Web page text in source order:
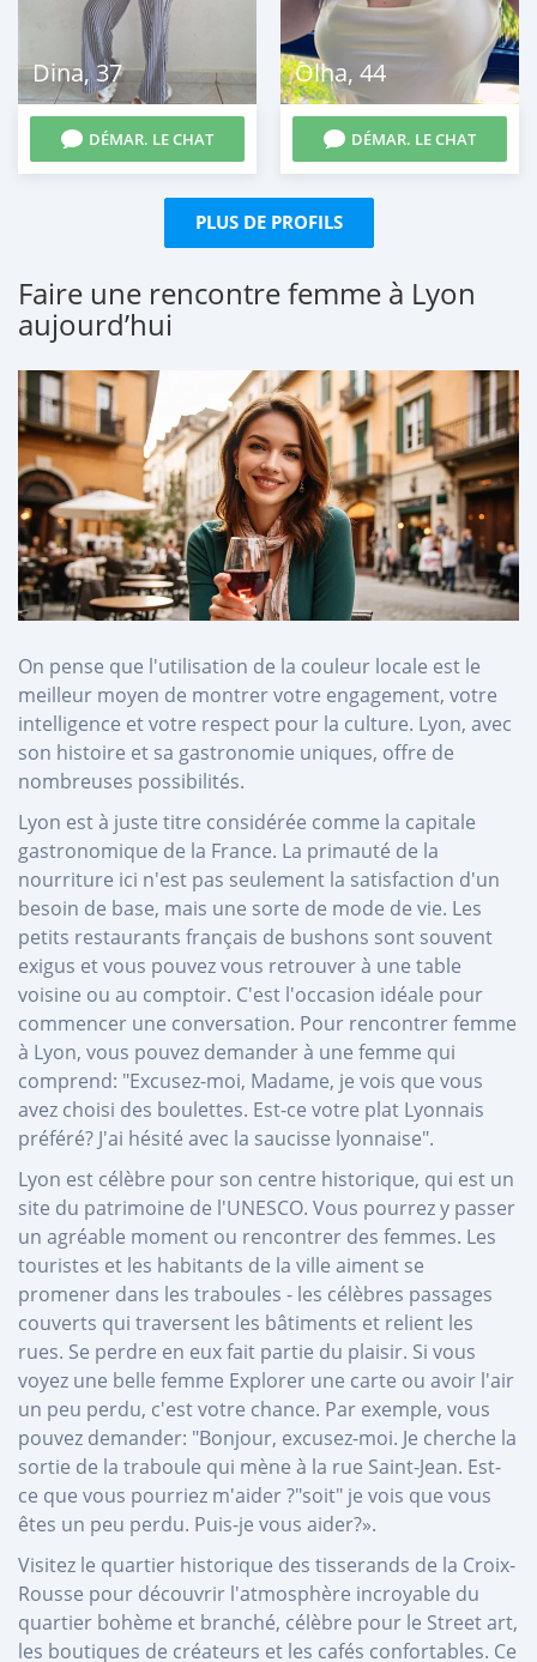
Dina,37
DÉMAR. LE CHAT
Olha, 44
DÉMAR. LE CHAT
PLUS DE PROFILS
Faire une rencontre femme à Lyon
aujourd’hui
On pense que l'utilisation de la couleur locale est le
meilleur moyen de montrer votre engagement, votre
intelligence et votre respect pour la culture. Lyon, avec
son histoire et sa gastronomie uniques, offre de
nombreuses possibilités.
Lyon est à juste titre considérée comme la capitale
gastronomique de la France. La primauté de la
nourriture ici n'est pas seulement la satisfaction d'un
besoin de base, mais une sorte de mode de vie. Les
petits restaurants français de bushons sont souvent
exigus et vous pouvez vous retrouver à une table
voisine ou au comptoir. C'est l'occasion idéale pour
commencer une conversation. Pour rencontrer femme
à Lyon, vous pouvez demander à une femme qui
comprend: "Excusez-moi, Madame, je vois que vous
avez choisi des boulettes. Est-ce votre plat Lyonnais
préféré? J'ai hésité avec la saucisse lyonnaise".
Lyon est célèbre pour son centre historique, qui est un
site du patrimoine de l'UNESCO. Vous pourrez y passer
un agréable moment ou rencontrer des femmes. Les
touristes et les habitants de la ville aiment se
promener dans les traboules - les célèbres passages
couverts qui traversent les bâtiments et relient les
rues. Se perdre en eux fait partie du plaisir. Si vous
voyez une belle femme Explorer une carte ou avoir l'air
un peu perdu, c'est votre chance. Par exemple, vous
pouvez demander: "Bonjour, excusez-moi. Je cherche la
sortie de la traboule qui mène à la rue Saint-Jean. Est-
ce que vous pourriez m'aider ?"soit" je vois que vous
êtes un peu perdu. Puis-je vous aider?».
Visitez le quartier historique des tisserands de la Croix-
Rousse pour découvrir l'atmosphère incroyable du
quartier bohème et branché, célèbre pour le Street art,
les boutiques de créateurs et les cafés confortables. Ce